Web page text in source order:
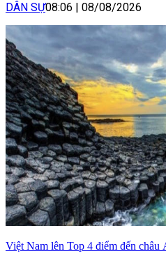
DÂN SỰ08:06 08/08/2026
Việt Nam lên Top 4 điểm đến châu